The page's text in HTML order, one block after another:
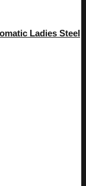
Ladies Steel